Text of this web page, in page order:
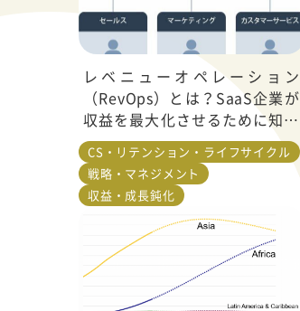
レベニューオペレーション
（RevOps）とは？SaaS企業が
収益を最大化させるために知っ
ておくべきこと
CS・リテンション・ライフサイクル
戦略・マネジメント
収益・成長鈍化